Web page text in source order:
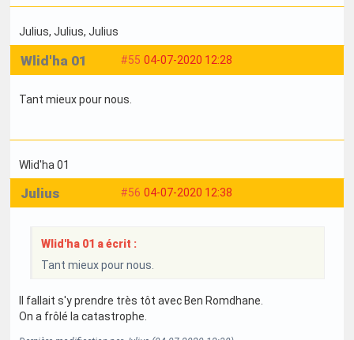
Julius, Julius, Julius
#55 04-07-2020 12:28
Wlid'ha 01
Tant mieux pour nous.
Wlid'ha 01
#56 04-07-2020 12:38
Julius
Wlid'ha 01 a écrit :
Tant mieux pour nous.
Il fallait s'y prendre très tôt avec Ben Romdhane.
On a frôlé la catastrophe.